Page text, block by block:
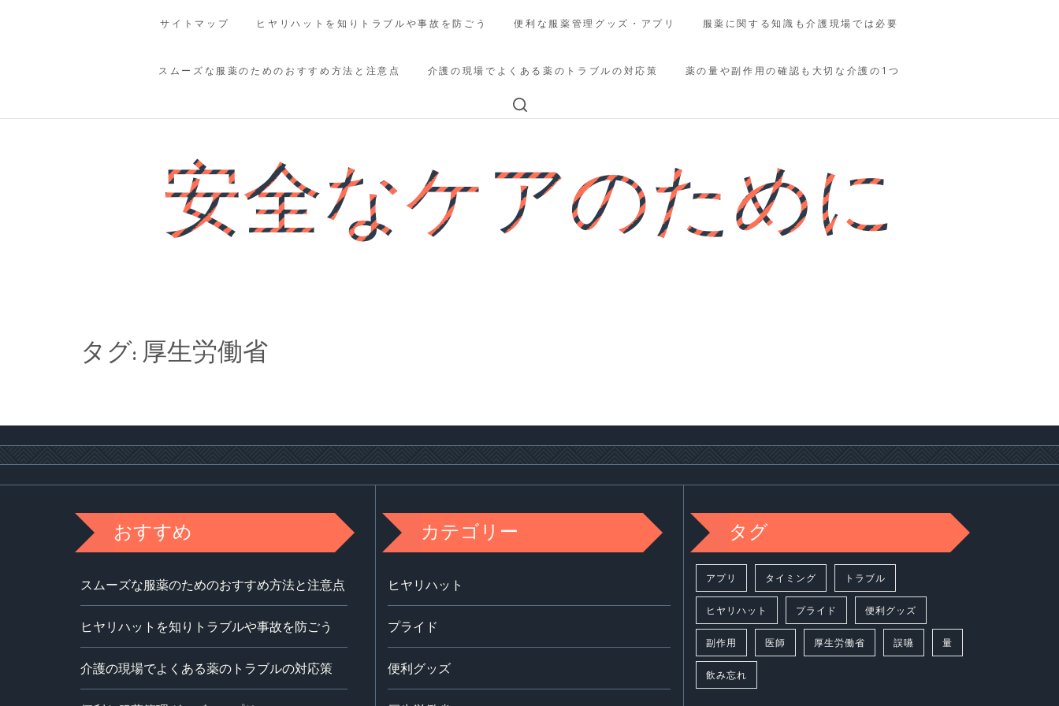
サイトマップ ヒヤリハットを知りトラブルや事故を防ごう 便利な服薬管理グッズ・アプリ 服薬に関する知識も介護現場では必要
スムーズな服薬のためのおすすめ方法と注意点 介護の現場でよくある薬のトラブルの対応策 薬の量や副作用の確認も大切な介護の1つ
安全なケアのために
タグ: 厚生労働省
おすすめ
スムーズな服薬のためのおすすめ方法と注意点
ヒヤリハットを知りトラブルや事故を防ごう
介護の現場でよくある薬のトラブルの対応策
カテゴリー
ヒヤリハット
プライド
便利グッズ
タグ
アプリ タイミング トラブル
ヒヤリハット プライド 便利グッズ
副作用 医師 厚生労働省 誤嚥 量
飲み忘れ